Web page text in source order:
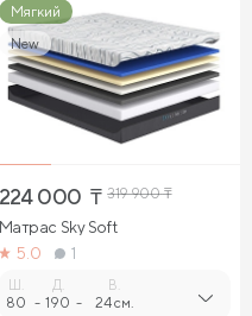
Мягкий
New
224 000 ₸ 319 900₸
Матрас Sky Soft
5.0
1
Ш.
80 -
Д.
190 -
В.
24 см.